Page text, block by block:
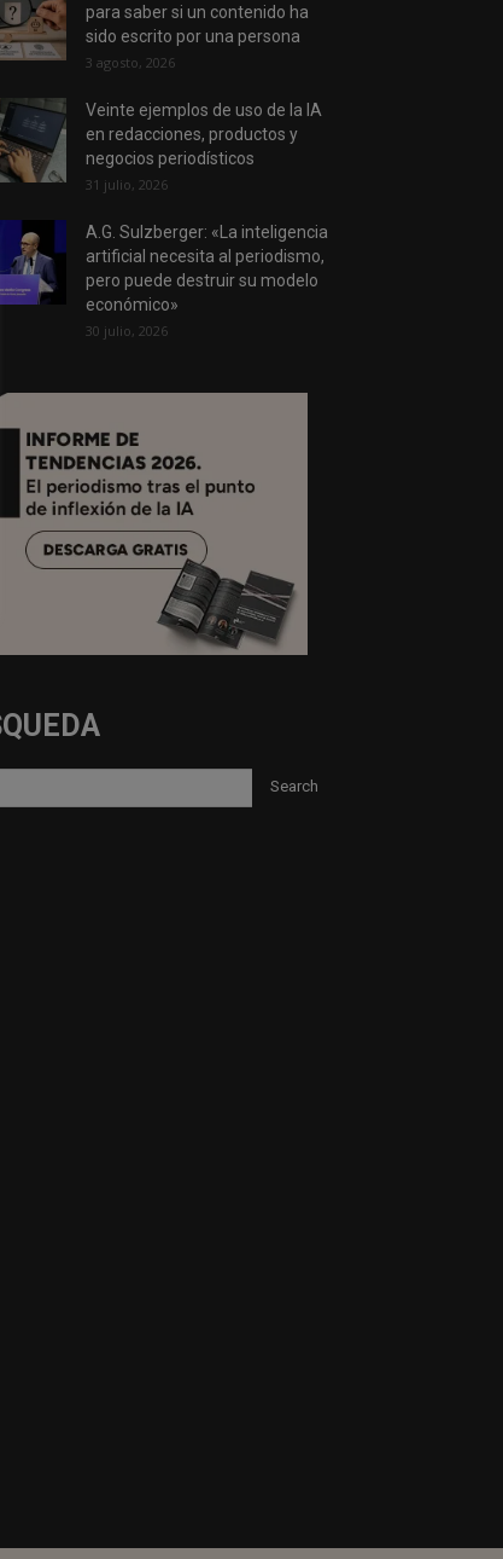
para saber si un contenido ha
sido escrito por una persona
3 agosto, 2026
Veinte ejemplos de uso de la IA
en redacciones, productos y
negocios periodísticos
31 julio, 2026
A.G. Sulzberger: «La inteligencia
artificial necesita al periodismo,
pero puede destruir su modelo
económico»
30 julio, 2026